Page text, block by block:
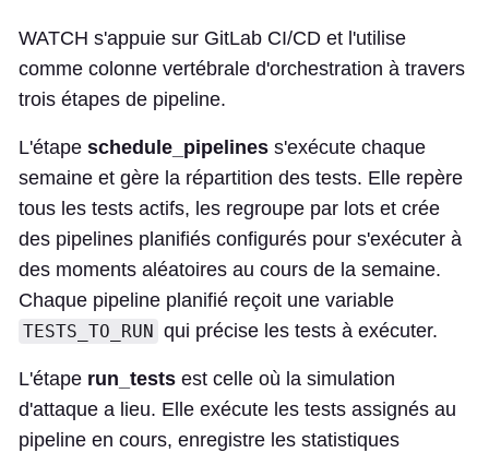
WATCH s'appuie sur GitLab CI/CD et l'utilise
comme colonne vertébrale d'orchestration à travers
trois étapes de pipeline.
L'étape schedule_pipelines s'exécute chaque
semaine et gère la répartition des tests. Elle repère
tous les tests actifs, les regroupe par lots et crée
des pipelines planifiés configurés pour s'exécuter à
des moments aléatoires au cours de la semaine.
Chaque pipeline planifié reçoit une variable
TESTS_TO_RUN qui précise les tests à exécuter.
L'étape run_tests est celle où la simulation
d'attaque a lieu. Elle exécute les tests assignés au
pipeline en cours, enregistre les statistiques